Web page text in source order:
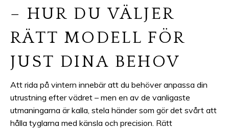
– HUR DU VÄLJER
RÄTT MODELL FÖR
JUST DINA BEHOV
Att rida på vintern innebär att du behöver anpassa din
utrustning efter vädret – men en av de vanligaste
utmaningarna är kalla, stela händer som gör det svårt att
hålla tyglarna med känsla och precision. Rätt